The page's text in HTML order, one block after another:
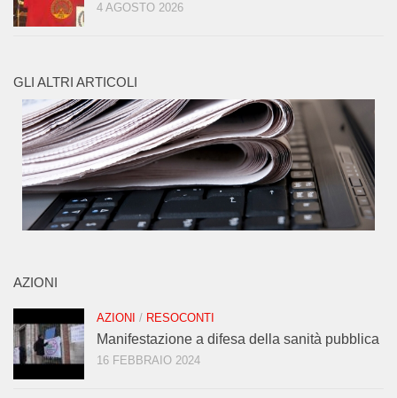
4 AGOSTO 2026
GLI ALTRI ARTICOLI
AZIONI
AZIONI / RESOCONTI
Manifestazione a difesa della sanità pubblica
16 FEBBRAIO 2024